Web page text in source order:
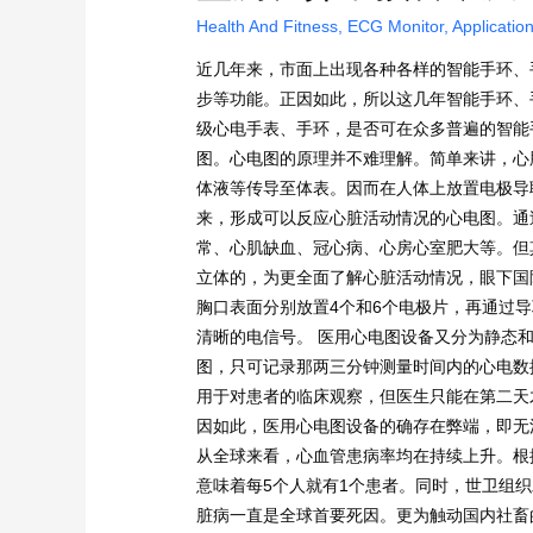
Health And Fitness, ECG Monitor,
近几年来，市面上出现各种各样的智能手环
步等功能。正因如此，所以这几年智能手环
级心电手表、手环，是否可在众多普遍的智
图。心电图的原理并不难理解。简单来讲，
体液等传导至体表。因而在人体上放置电极
来，形成可以反应心脏活动情况的心电图。
常、心肌缺血、冠心病、心房心室肥大等。
立体的，为更全面了解心脏活动情况，眼下
胸口表面分别放置4个和6个电极片，再通过
清晰的电信号。 医用心电图设备又分为静态
图，只可记录那两三分钟测量时间内的心电
用于对患者的临床观察，但医生只能在第二
因如此，医用心电图设备的确存在弊端，即
从全球来看，心血管患病率均在持续上升。
意味着每5个人就有1个患者。同时，世卫组
脏病一直是全球首要死因。更为触动国内社